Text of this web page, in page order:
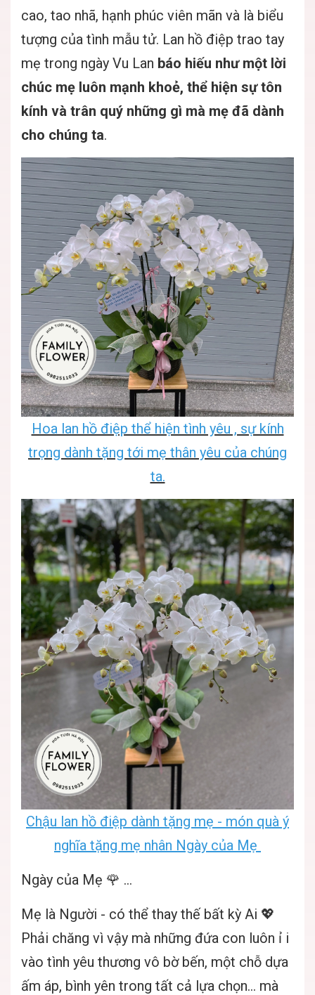
cao, tao nhã, hạnh phúc viên mãn và là biểu
tượng của tình mẫu tử. Lan hồ điệp trao tay
mẹ trong ngày Vu Lan báo hiếu như một lời
chúc mẹ luôn mạnh khoẻ, thể hiện sự tôn
kính và trân quý những gì mà mẹ đã dành
cho chúng ta.
Hoa lan hồ điệp thể hiện tình yêu , sự kính
trọng dành tặng tới mẹ thân yêu của chúng
ta.
Chậu lan hồ điệp dành tặng mẹ - món quà ý
nghĩa tặng mẹ nhân Ngày của Mẹ
Ngày của Mẹ 🌹 …
Mẹ là Người - có thể thay thế bất kỳ Ai 💖
Phải chăng vì vậy mà những đứa con luôn ỉ i
vào tình yêu thương vô bờ bến, một chỗ dựa
ấm áp, bình yên trong tất cả lựa chọn… mà